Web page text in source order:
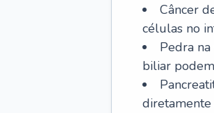
Câncer
células no
Pedra
biliar
diretamente